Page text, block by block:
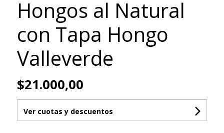
Hongos al Natural
con Tapa Hongo
Valleverde
$21.000,00
Ver cuotas y descuentos